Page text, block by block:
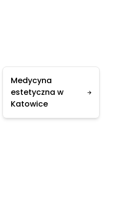
Medycyna
estetyczna w
Katowice